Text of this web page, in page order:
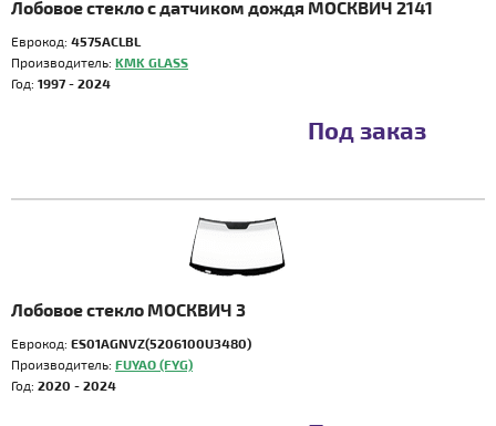
Лобовое стекло с датчиком дождя МОСКВИЧ 2141
Еврокод: 4575ACLBL
Производитель: KMK GLASS
Год: 1997 - 2024
Под заказ
Лобовое стекло МОСКВИЧ 3
Еврокод: ES01AGNVZ(5206100U3480)
Производитель: FUYAO (FYG)
Год: 2020 - 2024